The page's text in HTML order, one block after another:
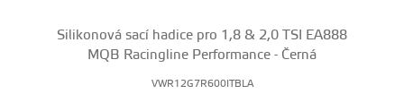
Silikonová sací hadice pro 1,8 & 2,0 TSI EA888
MQB Racingline Performance - Černá
VWR12G7R600ITBLA